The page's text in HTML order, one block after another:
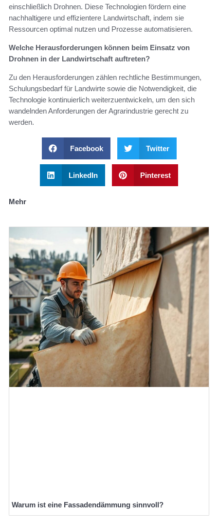
einschließlich Drohnen. Diese Technologien fördern eine
nachhaltigere und effizientere Landwirtschaft, indem sie
Ressourcen optimal nutzen und Prozesse automatisieren.
Welche Herausforderungen können beim Einsatz von
Drohnen in der Landwirtschaft auftreten?
Zu den Herausforderungen zählen rechtliche Bestimmungen,
Schulungsbedarf für Landwirte sowie die Notwendigkeit, die
Technologie kontinuierlich weiterzuentwickeln, um den sich
wandelnden Anforderungen der Agrarindustrie gerecht zu
werden.
Facebook Twitter
LinkedIn Pinterest
Mehr
Warum ist eine Fassadendämmung sinnvoll?